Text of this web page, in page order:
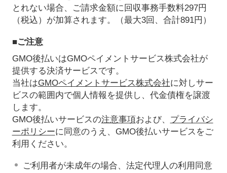
とれない場合、ご請求金額に回収事務手数料297円
（税込）が加算されます。（最大3回、合計891円）
■ご注意
GMO後払いはGMOペイメントサービス株式会社が
提供する決済サービスです。
当社はGMOペイメントサービス株式会社に対しサー
ビスの範囲内で個人情報を提供し、代金債権を譲渡
します。
GMO後払いサービスの注意事項および、 プライバシ
ーポリシーに同意のうえ、GMO後払いサービスをご
利用ください。
ご利用者が未成年の場合、法定代理人の利用同意